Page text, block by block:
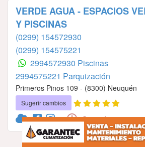
VERDE AGUA - ESPACIOS
Y PISCINAS
(0299) 154572930
(0299) 154575221
2994572930 Piscinas
2994575221 Parquización
Primeros Pinos 109 - (8300) Neuquén
Sugerir cambios
| Cerrado